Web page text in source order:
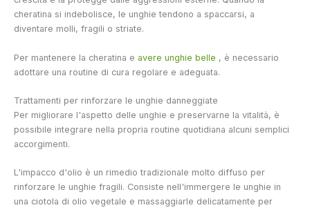
cheratina si indebolisce, le unghie tendono a spaccarsi, a
diventare molli, fragili o striate.
Per mantenere la cheratina e avere unghie belle , è necessario
adottare una routine di cura regolare e adeguata.
Trattamenti per rinforzare le unghie danneggiate
Per migliorare l'aspetto delle unghie e preservarne la vitalità, è
possibile integrare nella propria routine quotidiana alcuni semplici
accorgimenti.
L'impacco d'olio è un rimedio tradizionale molto diffuso per
rinforzare le unghie fragili. Consiste nell'immergere le unghie in
una ciotola di olio vegetale e massaggiarle delicatamente per